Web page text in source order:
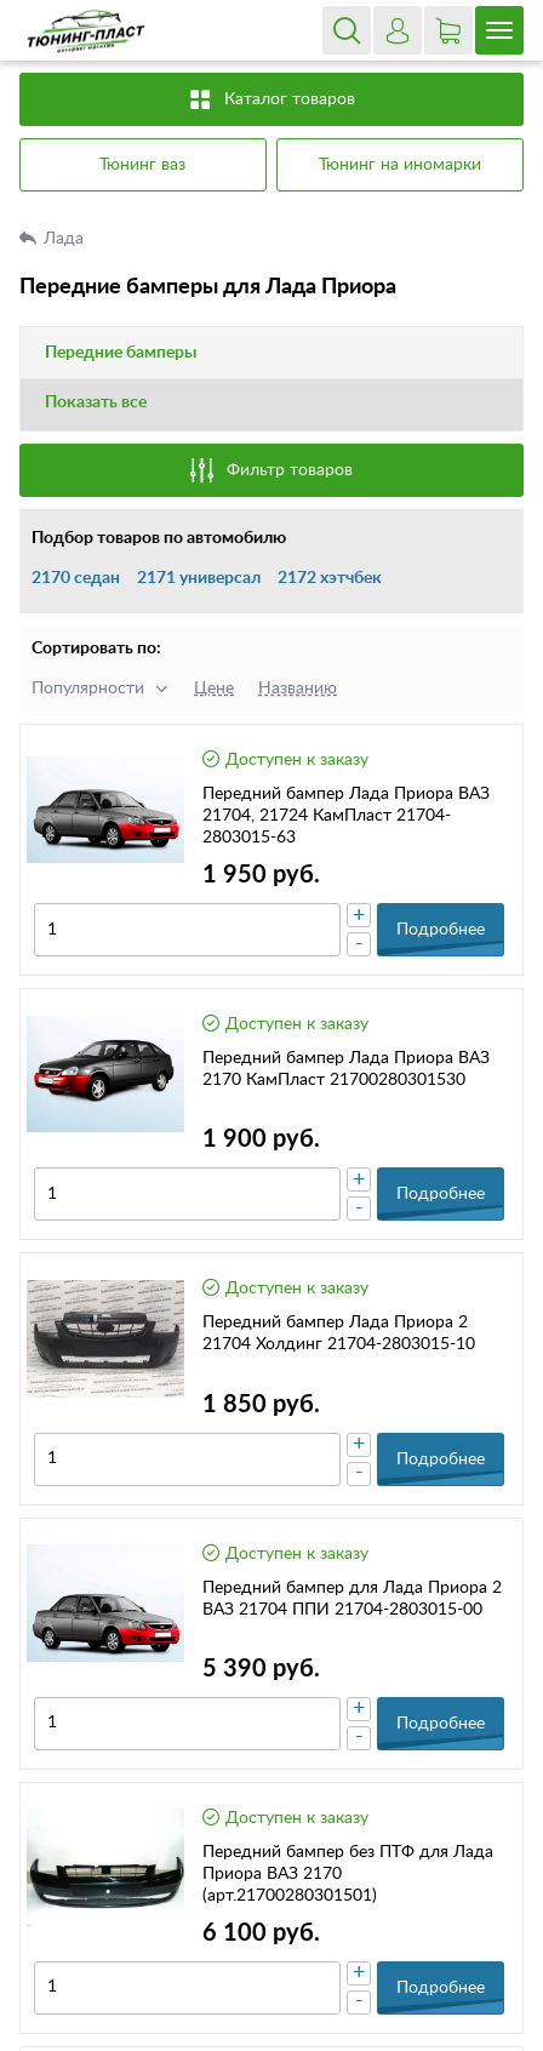
Каталог товаров
Тюнинг ваз Тюнинг на иномарки
Лада
Передние бамперы для Лада Приора
Передние бамперы
Показать все
Фильтр товаров
Подбор товаров по автомобилю
2170 седан 2171 универсал 2172 хэтчбек
Сортировать по:
Популярности Цене Названию
Доступен к заказу
Передний бампер Лада Приора ВАЗ
21704, 21724 КамПласт 21704-
2803015-63
1 950 руб.
-
+
Подробнее
Доступен к заказу
Передний бампер Лада Приора ВАЗ
2170 КамПласт 21700280301530
1 900 руб.
-
+
Подробнее
Доступен к заказу
Передний бампер Лада Приора 2
21704 Холдинг 21704-2803015-10
1 850 руб.
-
+
Подробнее
Доступен к заказу
Передний бампер для Лада Приора 2
ВАЗ 21704 ППИ 21704-2803015-00
5 390 руб.
-
+
Подробнее
Доступен к заказу
Передний бампер без ПТФ для Лада
Приора ВАЗ 2170
(арт.21700280301501)
6 100 руб.
-
+
Подробнее